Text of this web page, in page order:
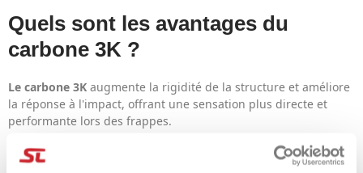
Quels sont les avantages du
carbone 3K ?
Le carbone 3K augmente la rigidité de la structure et améliore
la réponse à l'impact, offrant une sensation plus directe et
performante lors des frappes.
L'ENIGMA 2026 est-elle seulement